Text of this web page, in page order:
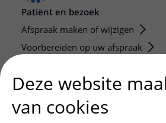
Patiënt en bezoek
Afspraak maken of wijzigen
Voorbereiden op uw afspraak
Opvragen kopie dossier
Deze website
van cookies